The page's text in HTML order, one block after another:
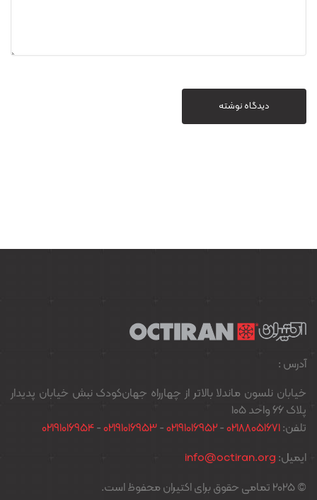
دیدگاه نوشته
آدرس :
خیابان نلسون ماندلا بالاتر از چهارراه جهان‌کودک نبش خیابان پدیدار
پلاک ۶۶ واحد ۱۰۵
تلفن:02188051671
-
02191016952
-
02191016953
-
02191016954
ایمیل: info@octiran.org
© 2025 تمامی حقوق برای اکتیران محفوظ است.